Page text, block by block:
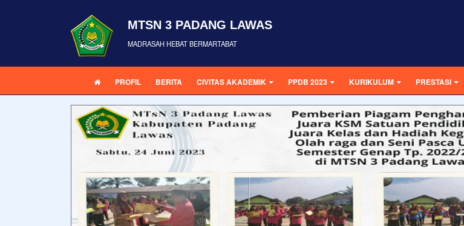
MTSN 3 PADANG LAWAS
MADRASAH HEBAT BERMARTABAT
PROFIL BERITA CIVITAS AKADEMIK PPDB 2023 KURIKULUM PRESTASI